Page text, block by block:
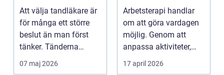
tandvård nära dig
Att välja tandläkare är
för många ett större
beslut än man först
tänker. Tänderna
påverkar hur vi må...
07 maj 2026
arbete
Arbetsterapi handlar
om att göra vardagen
möjlig. Genom att
anpassa aktiviteter,
miljö och hjälpmede...
17 april 2026